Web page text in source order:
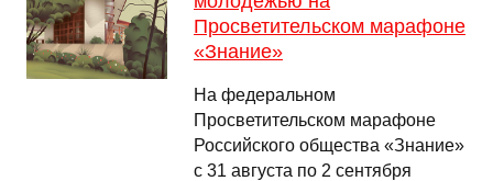
Просветительском марафоне
«Знание»
На федеральном
Просветительском марафоне
Российского общества «Знание»
с 31 августа по 2 сентября